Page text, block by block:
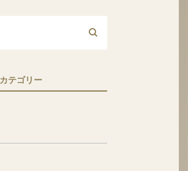
カテゴリー